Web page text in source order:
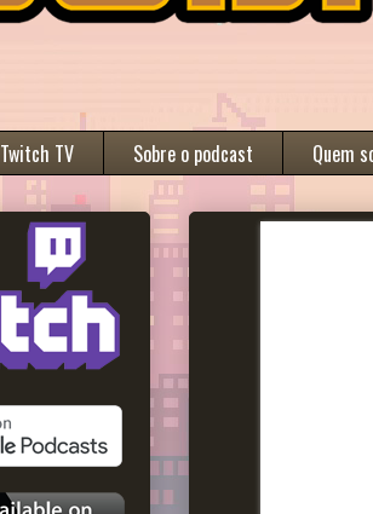
Twitch TV Sobre o podcast Quem